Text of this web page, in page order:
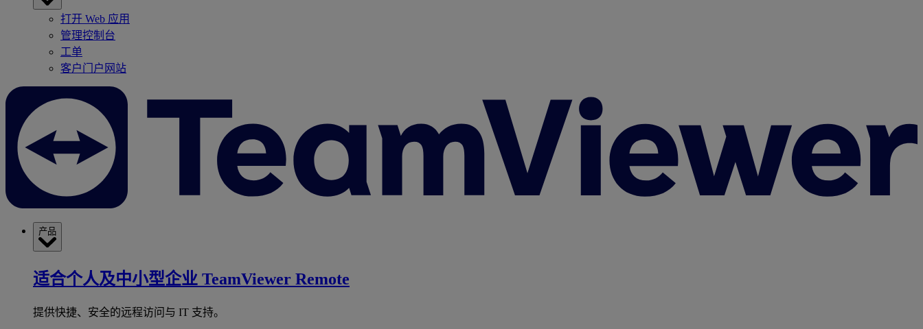
打开 Web 应用
管理控制台
工单
客户门户网站
产品
适合个人及中小型企业 TeamViewer Remote
提供快捷、安全的远程访问与 IT 支持。